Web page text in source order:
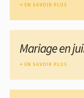
EN SAVOIR PLUS
Mariage en
EN SAVOIR PLUS